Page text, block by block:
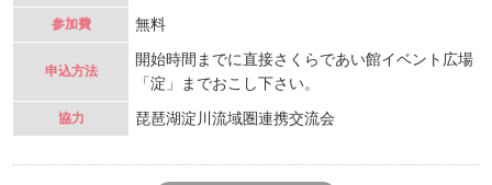
参加費 無料
申込方法
開始時間までに直接さくらであい館イベント広場
「淀」までおこし下さい。
協力 琵琶湖淀川流域圏連携交流会